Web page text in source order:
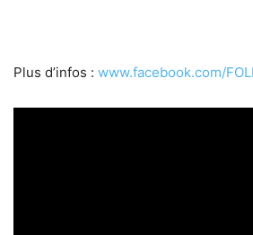
Plus d’infos : www.facebook.com/